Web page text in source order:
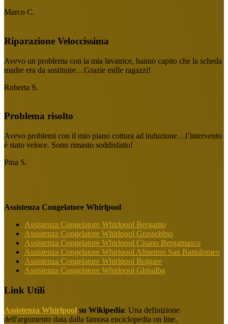
Marco C.
Riparazione Veloccissima
Avevo un problema con la mia lavatrice, hanno capito che la scheda
madre era da sostituire…Grazie mille ragazzi!
Roberta S.
Problema risolto
Avevo problemi con il mio piano cottura ad induzione…l’intervento
è stato veloce. Sono rimasto soddisfatto!
Pina S.
Assistenza Congelatore Whirlpool
Assistenza Congelatore Whirlpool Bergamo
Assistenza Congelatore Whirlpool Grassobbio
Assistenza Congelatore Whirlpool Cisano Bergamasco
Assistenza Congelatore Whirlpool Almenno San Bartolomeo
Assistenza Congelatore Whirlpool Bolgare
Assistenza Congelatore Whirlpool Ghisalba
Link Utili
Assistenza Whirlpool su Wikipedia: Una definizione
dell'argomento data dalla famosa enciclopedia on line.